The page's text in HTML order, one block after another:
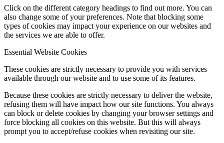
Click on the different category headings to find out more. You can
also change some of your preferences. Note that blocking some
types of cookies may impact your experience on our websites and
the services we are able to offer.
Essential Website Cookies
These cookies are strictly necessary to provide you with services
available through our website and to use some of its features.
Because these cookies are strictly necessary to deliver the website,
refusing them will have impact how our site functions. You always
can block or delete cookies by changing your browser settings and
force blocking all cookies on this website. But this will always
prompt you to accept/refuse cookies when revisiting our site.